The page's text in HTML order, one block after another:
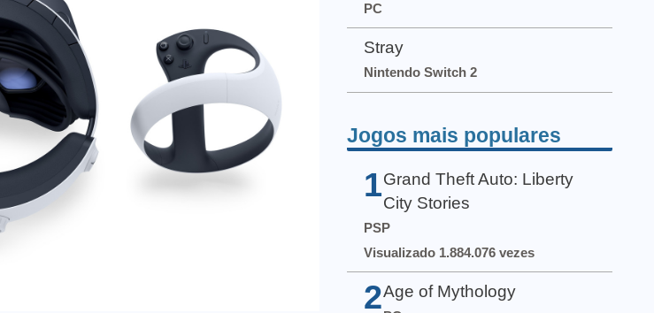
PC
Stray
Nintendo Switch 2
Jogos mais populares
1 Grand Theft Auto: Liberty
City Stories
PSP
Visualizado 1.884.076 vezes
2Age of Mythology